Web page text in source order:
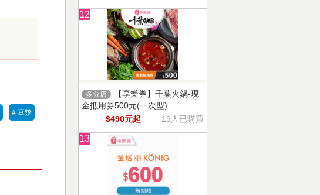
# 豆漿
12
多分店
【享樂券】千葉火鍋-現
金抵用券500元(一次型)
$490元起
19人已購買
13